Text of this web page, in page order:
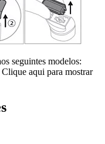
seguintes modelos:
Clique aqui para mostrar